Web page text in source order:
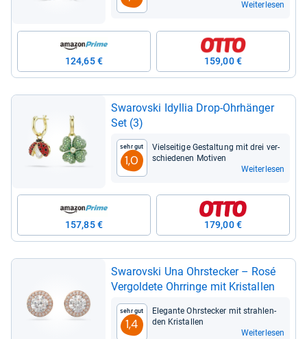
Weiterlesen
124,65 € 159,00 €
Swarovski Idyl­lia Drop-​Ohr­hän­ger
Set (3)
Sehr gut
1,0
Viel­sei­tige Gestal­tung mit drei ver­
schie­de­nen Moti­ven
Weiterlesen
157,85 € 179,00 €
Swarovski Una Ohr­ste­cker – Rosé
Ver­gol­dete Ohr­ringe mit Kris­tal­len
Sehr gut
1,4
Ele­gante Ohr­ste­cker mit strah­len­
den Kris­tal­len
Weiterlesen